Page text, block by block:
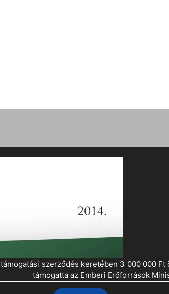
szerződés keretében 3 000 000 Ft
támogatta az Emberi Erőforrások